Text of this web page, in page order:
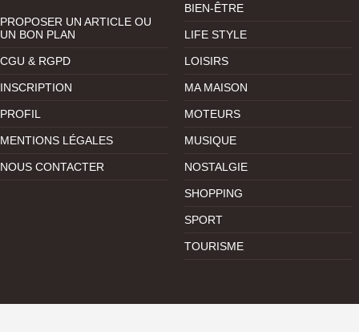
PROPOSER UN ARTICLE OU
UN BON PLAN
CGU & RGPD
INSCRIPTION
PROFIL
MENTIONS LÉGALES
NOUS CONTACTER
BIEN-ÊTRE
LIFE STYLE
LOISIRS
MA MAISON
MOTEURS
MUSIQUE
NOSTALGIE
SHOPPING
SPORT
TOURISME